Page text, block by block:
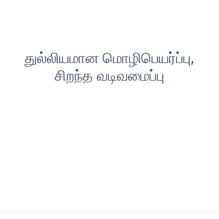
துல்லியமான மொழிபெயர்ப்பு,
சிறந்த வடிவமைப்பு